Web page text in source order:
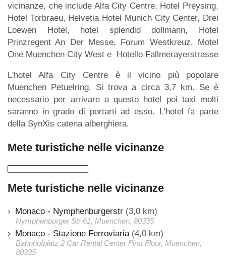
vicinanze, che include Alfa City Centre, Hotel Preysing,
Hotel Torbraeu, Helvetia Hotel Munich City Center, Drei
Loewen Hotel, hotel splendid dollmann, Hotel
Prinzregent An Der Messe, Forum Westkreuz, Motel
One Muenchen City West e Hotello Fallmerayerstrasse
L'hotel Alfa City Centre è il vicino più popolare
Muenchen Petuelring. Si trova a circa 3,7 km. Se è
necessario per arrivare a questo hotel poi taxi molti
saranno in grado di portarti ad esso. L'hotel fa parte
della SynXis catena alberghiera.
Mete turistiche nelle vicinanze
Mete turistiche nelle vicinanze
Monaco - Nymphenburgerstr (3,0 km)
Nymphenburger Str 61, Muenchen, 80335
Monaco - Stazione Ferroviaria (4,0 km)
Bahnhofplatz 2 Car Rental Center First Floor, Muenchen,
80335